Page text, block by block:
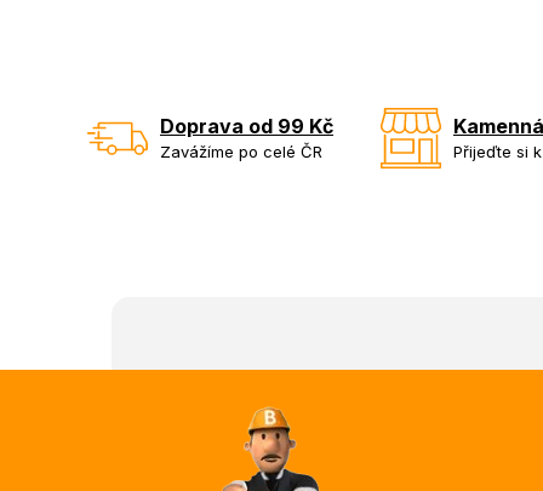
Doprava od 99 Kč
Zavážíme po celé ČR Přijeďte si